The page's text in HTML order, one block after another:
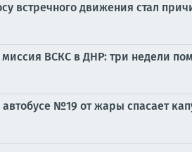
встречного движения стал
миссия ВСКС в ДНР: три недели
№19 от жары спасает